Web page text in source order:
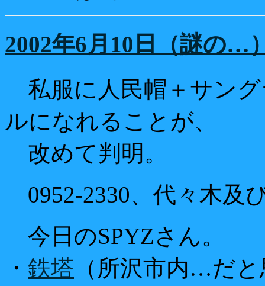
2002年6月10日（謎の…
私服に人民帽＋サン
ルになれることが、
改めて判明。
0952-2330、代々木及
今日のSPYZさん。
・ 鉄塔 （所沢市内…だ